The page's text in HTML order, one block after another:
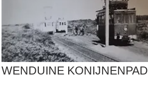
WENDUINE KONIJNENPAD